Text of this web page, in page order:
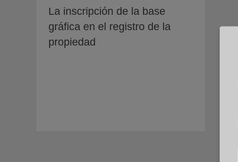
La inscripción de la base
gráfica en el registro de la
propiedad